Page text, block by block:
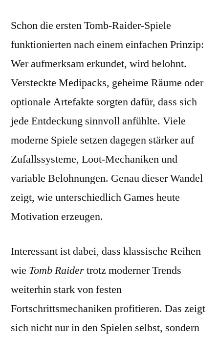
Schon die ersten Tomb-Raider-Spiele
funktionierten nach einem einfachen Prinzip:
Wer aufmerksam erkundet, wird belohnt.
Versteckte Medipacks, geheime Räume oder
optionale Artefakte sorgten dafür, dass sich
jede Entdeckung sinnvoll anfühlte. Viele
moderne Spiele setzen dagegen stärker auf
Zufallssysteme, Loot-Mechaniken und
variable Belohnungen. Genau dieser Wandel
zeigt, wie unterschiedlich Games heute
Motivation erzeugen.
Interessant ist dabei, dass klassische Reihen
wie Tomb Raidertrotz moderner Trends
weiterhin stark von festen
Fortschrittsmechaniken profitieren. Das zeigt
sich nicht nur in den Spielen selbst, sondern